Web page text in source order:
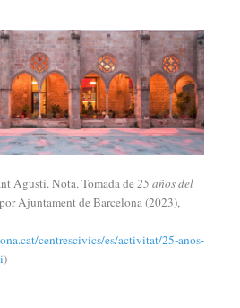
Agustí. Nota. Tomada de25 años del
Ajuntament de Barcelona (2023),
centrescivics/es/activitat/25-anos-
)